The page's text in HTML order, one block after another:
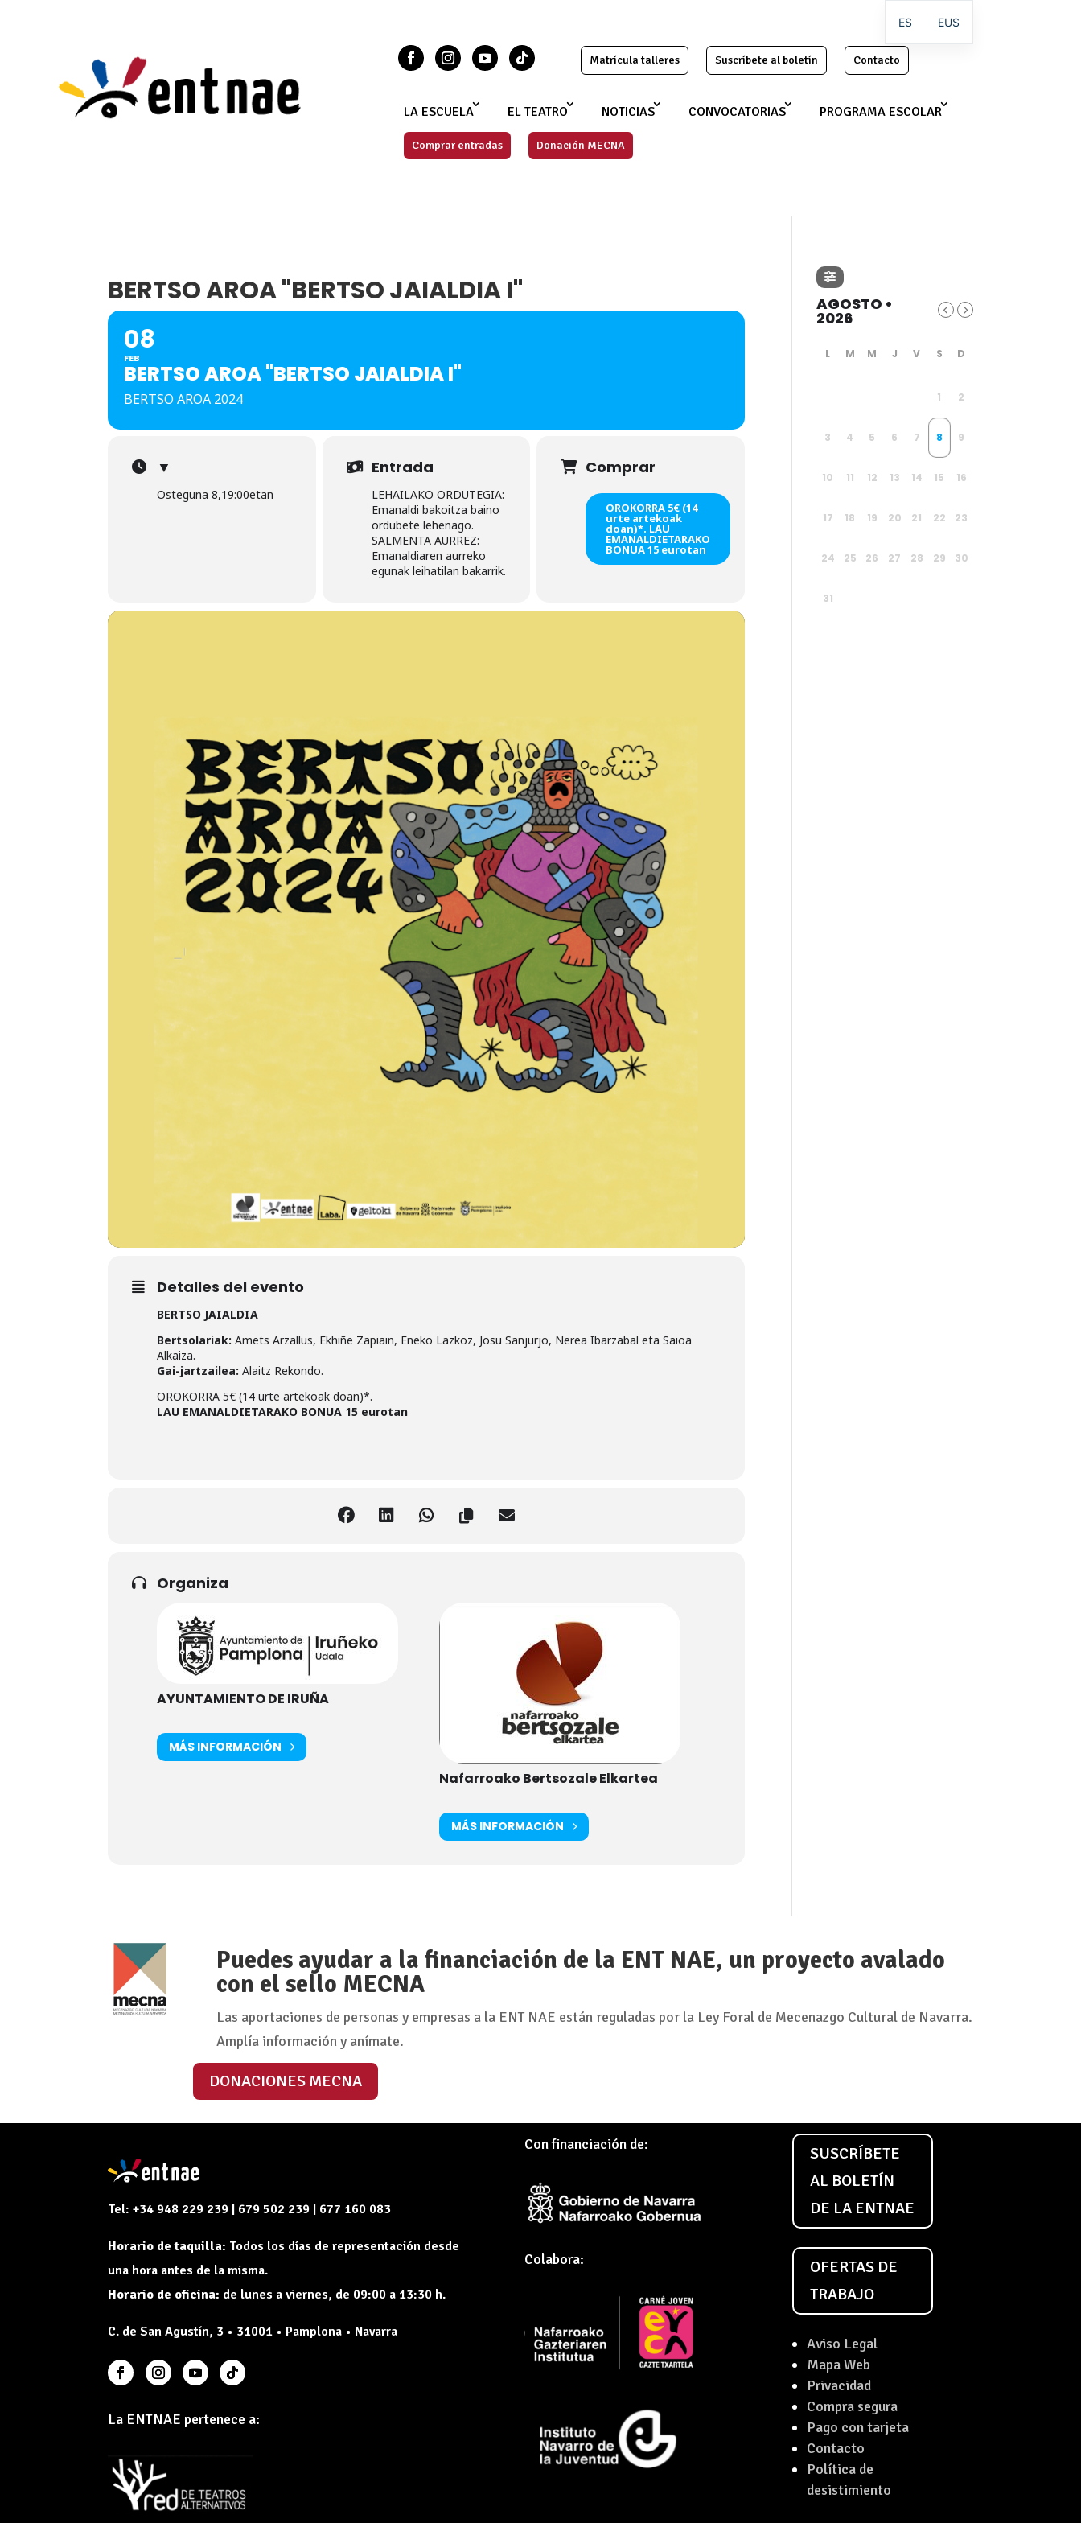
Matrícula talleres Suscríbete al boletín Contacto
LA ESCUELA EL TEATRO NOTICIAS CONVOCATORIAS PROGRAMA ESCOLAR
Comprar entradas Donación MECNA
BERTSO AROA "BERTSO JAIALDIA I"
08
FEB
BERTSO AROA "BERTSO JAIALDIA I"
BERTSO AROA 2024
▼
Osteguna 8,19:00etan
Entrada
LEHAILAKO ORDUTEGIA:
Emanaldi bakoitza baino
ordubete lehenago.
SALMENTA AURREZ:
Emanaldiaren aurreko
egunak leihatilan bakarrik.
Comprar
OROKORRA 5€ (14
urte artekoak
doan)*. LAU
EMANALDIETARAKO
BONUA 15 eurotan
Detalles del evento
BERTSO JAIALDIA
Bertsolariak: Amets Arzallus, Ekhiñe Zapiain, Eneko Lazkoz, Josu Sanjurjo, Nerea Ibarzabal eta Saioa
Alkaiza.
Gai-jartzailea: Alaitz Rekondo.
OROKORRA 5€ (14 urte artekoak doan)*.
LAU EMANALDIETARAKO BONUA 15 eurotan
Organiza
AYUNTAMIENTO DE IRUÑA
MÁS INFORMACIÓN
Nafarroako Bertsozale Elkartea
MÁS INFORMACIÓN
AGOSTO •
2026
1 2
3 4 5 6 7 8 9
10 11 12 13 14 15 16
17 18 19 20 21 22 23
24 25 26 27 28 29 30
31
Puedes ayudar a la financiación de la ENT NAE, un proyecto avalado
con el sello MECNA
Las aportaciones de personas y empresas a la ENT NAE están reguladas por la Ley Foral de Mecenazgo Cultural de Navarra.
Amplía información y anímate.
DONACIONES MECNA
Tel: +34 948 229 239 | 679 502 239 | 677 160 083
Horario de taquilla: Todos los días de representación desde
una hora antes de la misma.
Horario de oficina: de lunes a viernes, de 09:00 a 13:30 h.
C. de San Agustín, 3 • 31001 • Pamplona • Navarra
La ENTNAE pertenece a:
Con financiación de:
Colabora:
SUSCRÍBETE
AL BOLETÍN
DE LA ENTNAE
OFERTAS DE
TRABAJO
Aviso Legal
Mapa Web
Privacidad
Compra segura
Pago con tarjeta
Contacto
Política de
desistimiento
ES EUS